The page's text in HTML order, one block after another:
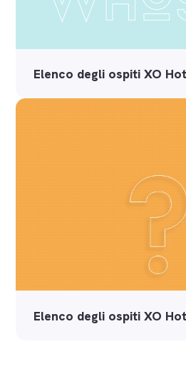
Elenco degli ospiti XO
Elenco degli ospiti XO